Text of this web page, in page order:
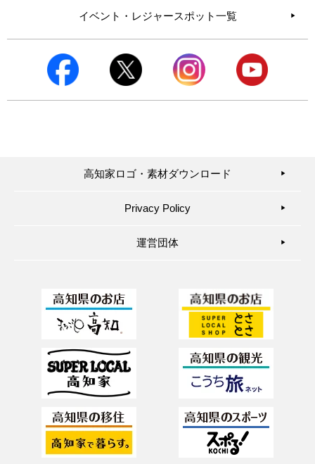
イベント・レジャースポット一覧
高知家ロゴ・素材ダウンロード ▶︎
Privacy Policy ▶︎
運営団体 ▶︎